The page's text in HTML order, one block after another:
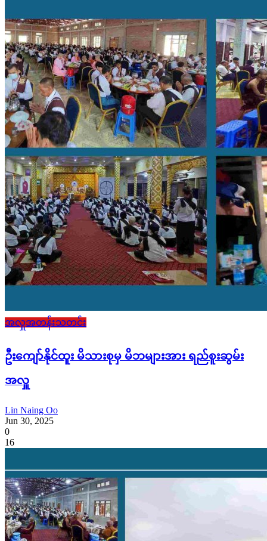
အလှူအတန်းသတင်း
ဦးကျော်နိုင်ထူး မိသားစုမှ မိဘများအား ရည်စူးဆွမ်း
အလှူ
Lin Naing Oo
Jun 30, 2025
0
16